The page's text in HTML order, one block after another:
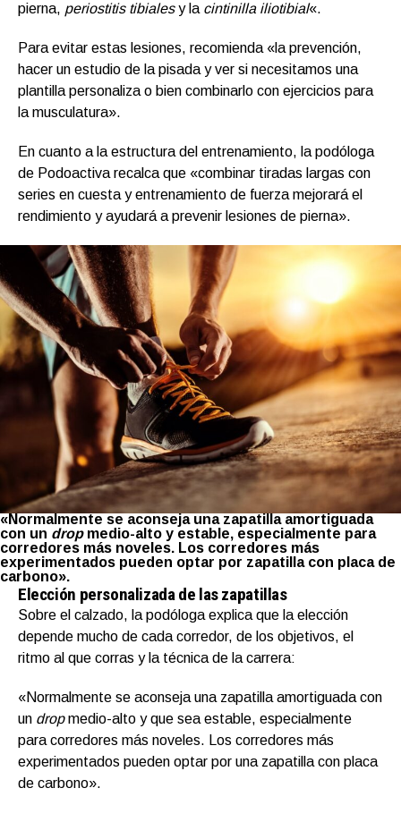
pierna, periostitis tibialesy la cintinilla iliotibial«.
Para evitar estas lesiones, recomienda «la prevención,
hacer un estudio de la pisada y ver si necesitamos una
plantilla personaliza o bien combinarlo con ejercicios para
la musculatura».
En cuanto a la estructura del entrenamiento, la podóloga
de Podoactiva recalca que «combinar tiradas largas con
series en cuesta y entrenamiento de fuerza mejorará el
rendimiento y ayudará a prevenir lesiones de pierna».
«Normalmente se aconseja una zapatilla amortiguada
con un dropmedio-alto y estable, especialmente para
corredores más noveles. Los corredores más
experimentados pueden optar por zapatilla con placa de
carbono».
Elección personalizada de las zapatillas
Sobre el calzado, la podóloga explica que la elección
depende mucho de cada corredor, de los objetivos, el
ritmo al que corras y la técnica de la carrera:
«Normalmente se aconseja una zapatilla amortiguada con
un dropmedio-alto y que sea estable, especialmente
para corredores más noveles. Los corredores más
experimentados pueden optar por una zapatilla con placa
de carbono».